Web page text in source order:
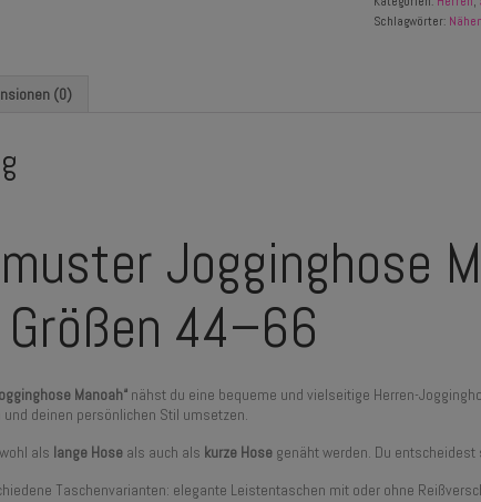
Schlagwörter: Nähen
(0)
Jogginghose
44–66
Manoah“ nähst du eine bequeme und vielseitige Herren-
deinen persönlichen Stil umsetzen.
als lange Hose als auch als kurze Hose genäht werden. Du
Taschenvarianten: elegante Leistentaschen mit oder ohne